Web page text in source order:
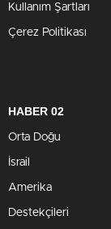
Kullanım Şartları
Çerez Politikası
HABER 02
Orta Doğu
İsrail
Amerika
Destekçileri